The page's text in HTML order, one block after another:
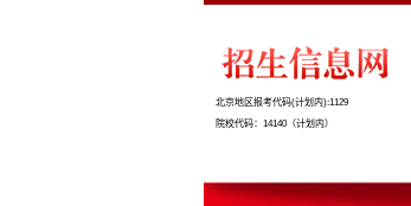
北京地区报考代码(计划内):1129
院校代码：14140（计划内）